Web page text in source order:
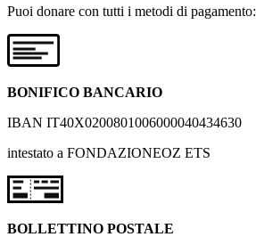
Puoi donare con tutti i metodi di pagamento:
BONIFICO BANCARIO
IBAN IT40X0200801006000040434630
intestato a FONDAZIONEOZ ETS
BOLLETTINO POSTALE